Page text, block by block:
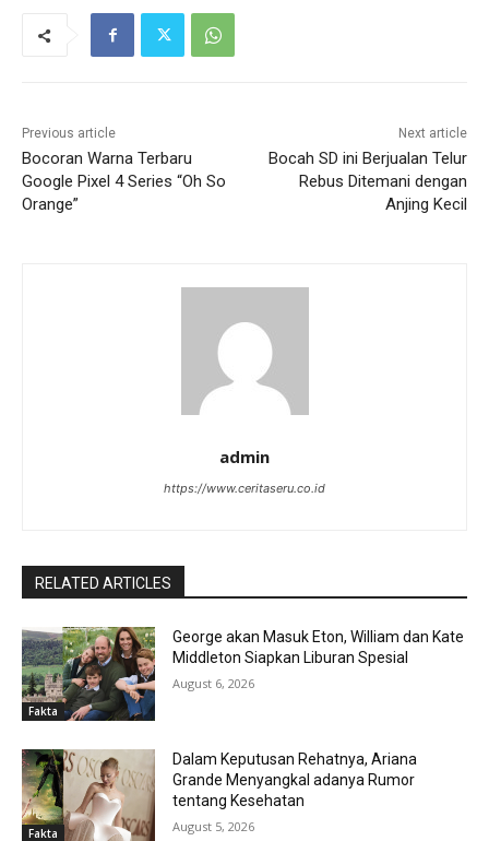
Previous article
Bocoran Warna Terbaru
Google Pixel 4 Series “Oh So
Orange”
Next article
Bocah SD ini Berjualan Telur
Rebus Ditemani dengan
Anjing Kecil
admin
https://www.ceritaseru.co.id
RELATED ARTICLES
Fakta
George akan Masuk Eton, William dan Kate
Middleton Siapkan Liburan Spesial
August 6, 2026
Fakta
Dalam Keputusan Rehatnya, Ariana
Grande Menyangkal adanya Rumor
tentang Kesehatan
August 5, 2026